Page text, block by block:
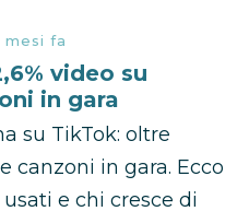
mesi fa
video su
in gara
su TikTok: oltre
canzoni in gara. Ecco
e chi cresce di